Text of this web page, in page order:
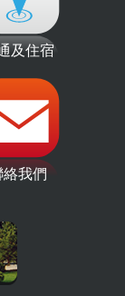
及住宿
絡我們